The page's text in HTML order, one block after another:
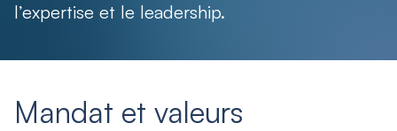
l’expertise et le leadership.
Mandat et valeurs